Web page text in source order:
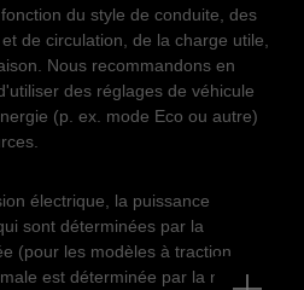
du style de conduite, des
de circulation, de la charge utile,
Nous recommandons en
des réglages de véhicule
(p. ex. mode Eco ou autre)
électrique, la puissance
sont déterminées par la
(pour les modèles à traction
est déterminée par la norme